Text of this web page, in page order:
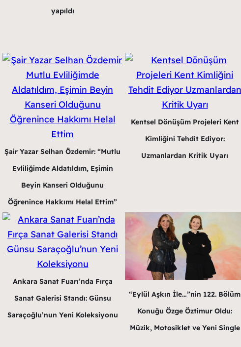
yapıldı
Şair Yazar Selhan Özdemir: “Mutlu
Evliliğimde Aldatıldım, Eşimin
Beyin Kanseri Olduğunu
Öğrenince Hakkımı Helal Ettim”
Kentsel Dönüşüm Projeleri Kent
Kimliğini Tehdit Ediyor:
Uzmanlardan Kritik Uyarı
Ankara Sanat Fuarı’nda Fırça
Sanat Galerisi Standı: Günsu
Saraçoğlu’nun Yeni Koleksiyonu
“Eylül Aşkın İle…”nin 122. Bölüm
Konuğu Özge Öztimur Oldu:
Müzik, Motosiklet ve Yeni Single